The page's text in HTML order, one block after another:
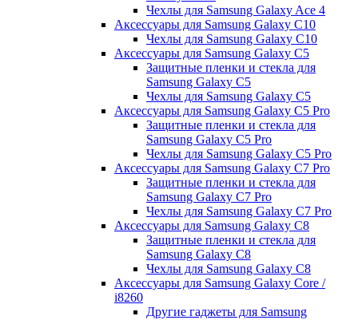
Чехлы для Samsung Galaxy Ace 4
Аксессуары для Samsung Galaxy C10
Чехлы для Samsung Galaxy C10
Аксессуары для Samsung Galaxy C5
Защитные пленки и стекла для
Samsung Galaxy C5
Чехлы для Samsung Galaxy C5
Аксессуары для Samsung Galaxy C5 Pro
Защитные пленки и стекла для
Samsung Galaxy C5 Pro
Чехлы для Samsung Galaxy C5 Pro
Аксессуары для Samsung Galaxy C7 Pro
Защитные пленки и стекла для
Samsung Galaxy C7 Pro
Чехлы для Samsung Galaxy C7 Pro
Аксессуары для Samsung Galaxy C8
Защитные пленки и стекла для
Samsung Galaxy C8
Чехлы для Samsung Galaxy C8
Аксессуары для Samsung Galaxy Core /
i8260
Другие гаджеты для Samsung